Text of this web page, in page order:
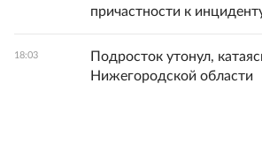
причастности к
18:03
Подросток утонул,
Нижегородской области